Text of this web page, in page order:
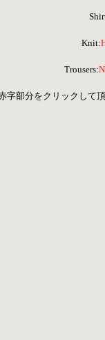
Knit:
Trousers:
字部分をクリックして